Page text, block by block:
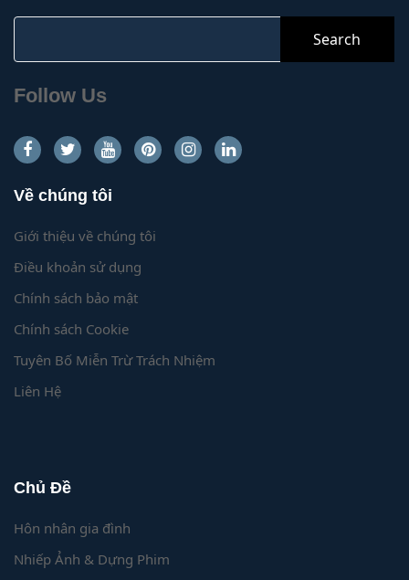
Search
Follow Us
Về chúng tôi
Giới thiệu về chúng tôi
Điều khoản sử dụng
Chính sách bảo mật
Chính sách Cookie
Tuyên Bố Miễn Trừ Trách Nhiệm
Liên Hệ
Chủ Đề
Hôn nhân gia đình
Nhiếp Ảnh & Dựng Phim